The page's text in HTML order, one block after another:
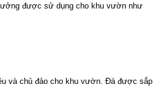
được sử dụng cho khu vườn như
và chủ đảo cho khu vườn. Đá được sắp